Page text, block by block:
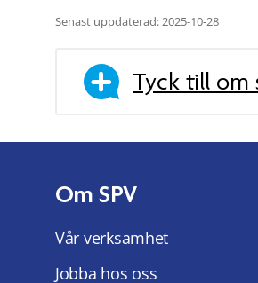
Senast uppdaterad: 2025-10-28
Tyck till om
Om SPV
Vår verksamhet
Jobba hos oss